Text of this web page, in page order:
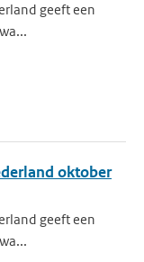
geeft een
oktober
geeft een